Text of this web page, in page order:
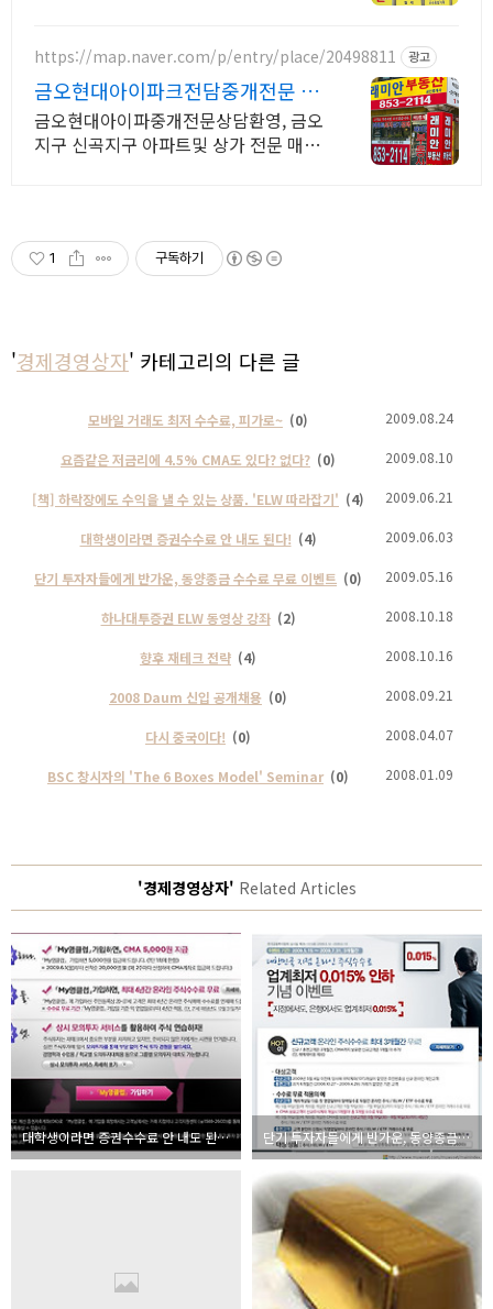
https://map.naver.com/p/entry/place/20498811 광고
금오현대아이파크전담중개전문 내
집마련 래미안부동산과함께
금오현대아이파중개전문상담환영, 금오
지구 신곡지구 아파트및 상가 전문 매물
1 구독하기
'경제경영상자' 카테고리의 다른 글
모바일 거래도 최저 수수료, 피가로~ (0) 2009.08.24
요즘같은 저금리에 4.5% CMA도 있다? 없다? (0) 2009.08.10
[책] 하락장에도 수익을 낼 수 있는 상품. 'ELW 따라잡기' (4) 2009.06.21
대학생이라면 증권수수료 안 내도 된다! (4) 2009.06.03
단기 투자자들에게 반가운, 동양종금 수수료 무료 이벤트 (0) 2009.05.16
하나대투증권 ELW 동영상 강좌 (2) 2008.10.18
향후 재테크 전략 (4) 2008.10.16
2008 Daum 신입 공개채용 (0) 2008.09.21
다시 중국이다! (0) 2008.04.07
BSC 창시자의 'The 6 Boxes Model' Seminar (0) 2008.01.09
'경제경영상자' Related Articles
대학생이라면 증권수수료 안 내도 된다! 단기 투자자들에게 반가운, 동양종금 수수료 무료 이벤트